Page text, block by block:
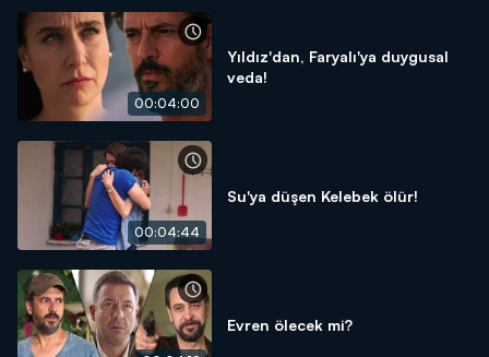
00:04:00
Yıldız'dan, Faryalı'ya duygusal
veda!
00:04:44
Su'ya düşen Kelebek ölür!
Evren ölecek mi?